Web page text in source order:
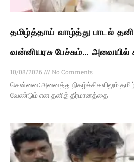
தமிழ்த்தாய் வாழ்த்து பாடல்
வன்னியரசு பேச்சும்… அவையில்
10/08/2026
No Comments
சென்னை:அனைத்து நிகழ்ச்சிகளிலும்
வேண்டும் என தனித் தீர்மானத்தை